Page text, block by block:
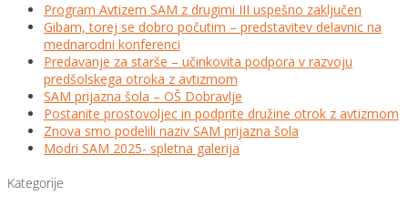
Program Avtizem SAM z drugimi III uspešno zaključen
Gibam, torej se dobro počutim – predstavitev delavnic na
mednarodni konferenci
Predavanje za starše – učinkovita podpora v razvoju
predšolskega otroka z avtizmom
SAM prijazna šola – OŠ Dobravlje
Postanite prostovoljec in podprite družine otrok z avtizmom
Znova smo podelili naziv SAM prijazna šola
Modri SAM 2025- spletna galerija
Kategorije